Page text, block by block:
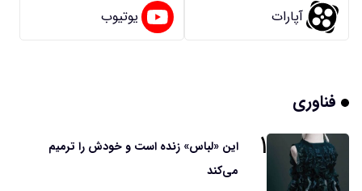
آپارات یوتیوب
فناوری
۱
این «لباس» زنده است و خودش را ترمیم
می‌کند